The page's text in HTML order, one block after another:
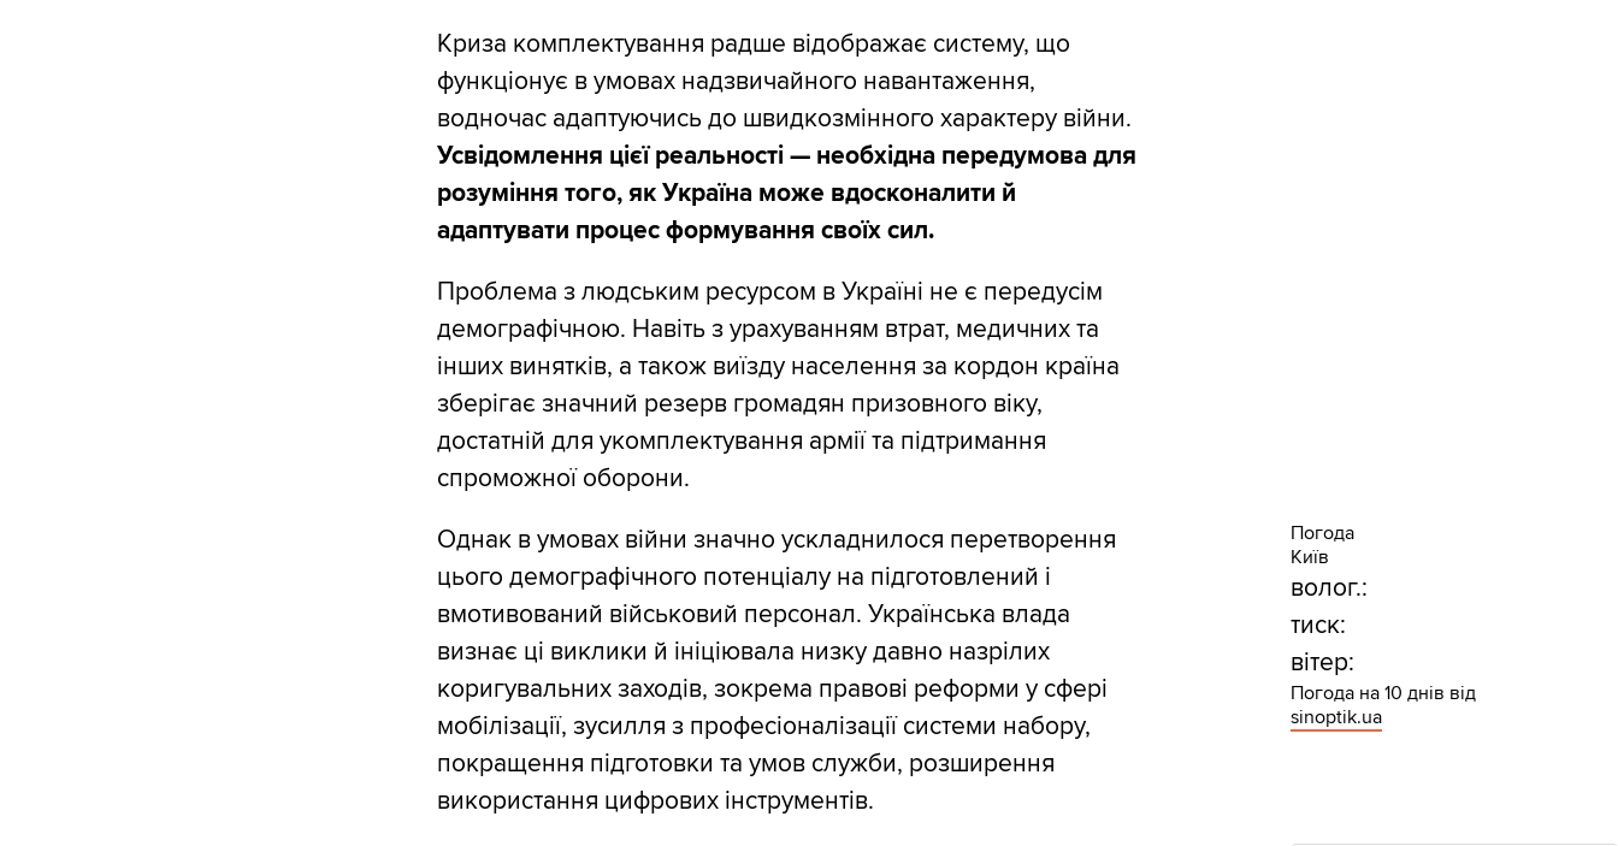
Криза комплектування радше відображає систему, що
функціонує в умовах надзвичайного навантаження,
водночас адаптуючись до швидкозмінного характеру війни.
Усвідомлення цієї реальності — необхідна передумова для
розуміння того, як Україна може вдосконалити й
адаптувати процес формування своїх сил.
Проблема з людським ресурсом в Україні не є передусім
демографічною. Навіть з урахуванням втрат, медичних та
інших винятків, а також виїзду населення за кордон країна
зберігає значний резерв громадян призовного віку,
достатній для укомплектування армії та підтримання
спроможної оборони.
Однак в умовах війни значно ускладнилося перетворення
цього демографічного потенціалу на підготовлений і
вмотивований військовий персонал. Українська влада
визнає ці виклики й ініціювала низку давно назрілих
коригувальних заходів, зокрема правові реформи у сфері
мобілізації, зусилля з професіоналізації системи набору,
покращення підготовки та умов служби, розширення
використання цифрових інструментів.
Погода
Київ
волог.:
тиск:
вітер:
Погода на 10 днів від
sinoptik.ua